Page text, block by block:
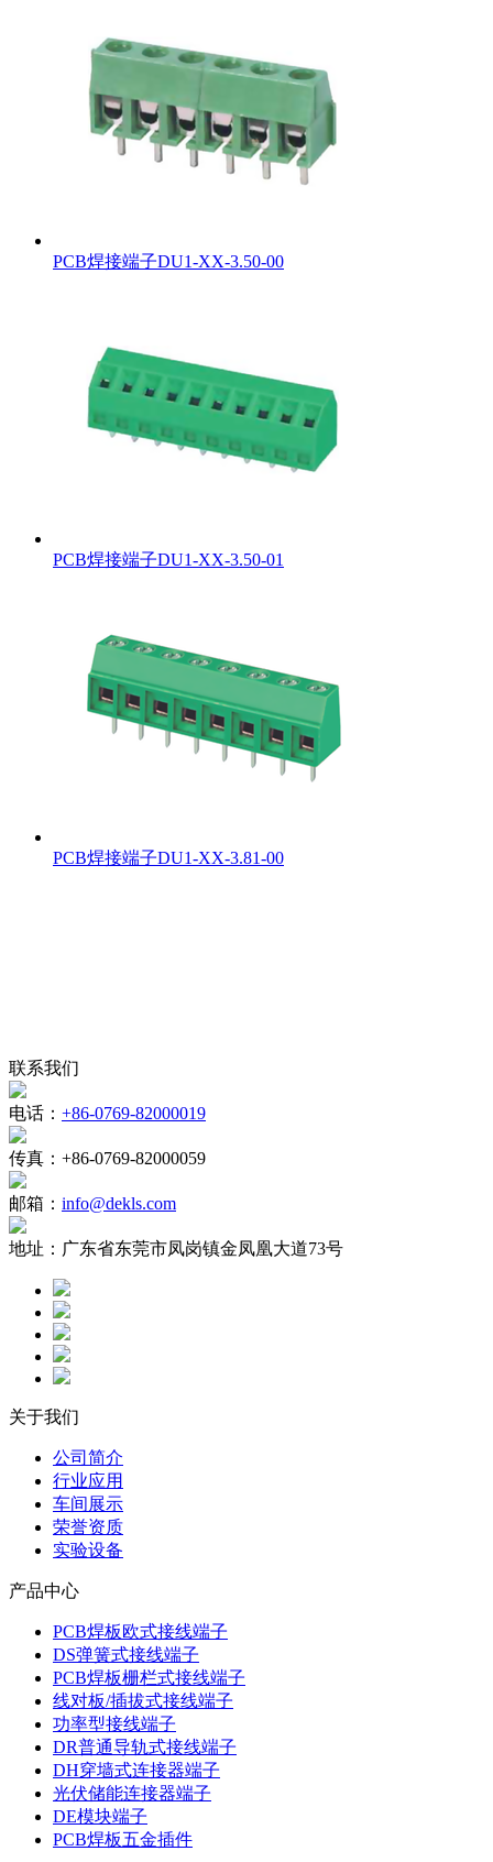
PCB焊接端子DU1-XX-3.50-00
PCB焊接端子DU1-XX-3.50-01
PCB焊接端子DU1-XX-3.81-00
联系我们
电话： +86-0769-82000019
传真： +86-0769-82000059
邮箱： info@dekls.com
地址： 广东省东莞市凤岗镇金凤凰大道73号
关于我们
公司简介
行业应用
车间展示
荣誉资质
实验设备
产品中心
PCB焊板欧式接线端子
DS弹簧式接线端子
PCB焊板栅栏式接线端子
线对板/插拔式接线端子
功率型接线端子
DR普通导轨式接线端子
DH穿墙式连接器端子
光伏储能连接器端子
DE模块端子
PCB焊板五金插件